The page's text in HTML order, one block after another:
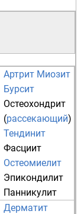
Артрит Миозит
Бурсит
Остеохондрит
(рассекающий)
Тендинит
Фасциит
Остеомиелит
Эпикондилит
Панникулит
Дерматит